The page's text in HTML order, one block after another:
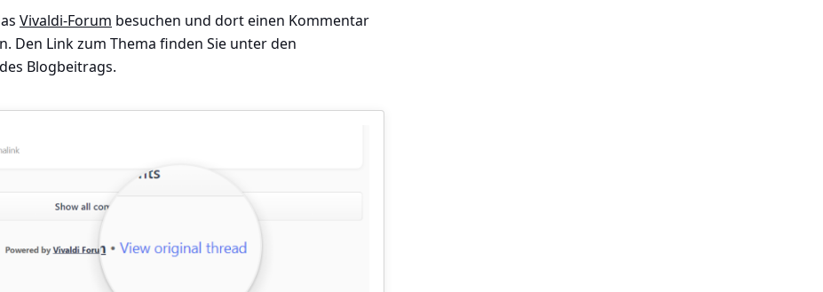
Vivaldi-Forum besuchen und dort einen Kommentar
Den Link zum Thema finden Sie unter den
Blogbeitrags.